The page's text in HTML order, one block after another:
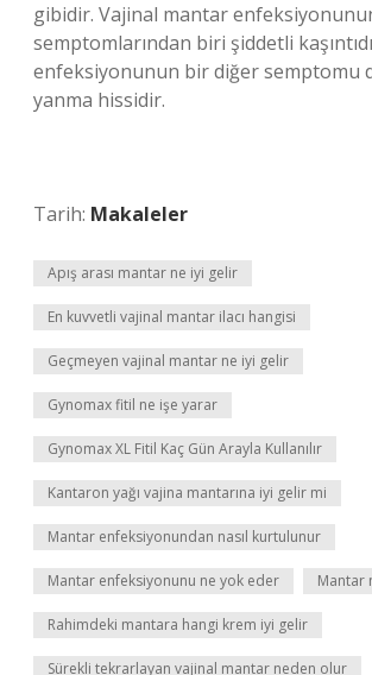
gibidir. Vajinal mantar
semptomlarından biri şiddetli
enfeksiyonunun bir diğer semptomu
yanma hissidir.
Tarih: Makaleler
Apış arası mantar ne iyi gelir
En kuvvetli vajinal mantar ilacı hangisi
Geçmeyen vajinal mantar ne iyi gelir
Gynomax fitil ne işe yarar
Gynomax XL Fitil Kaç Gün Arayla Kullanılır
Kantaron yağı vajina mantarına iyi gelir mi
Mantar enfeksiyonundan nasıl kurtulunur
Mantar enfeksiyonunu ne yok eder Mantar
Rahimdeki mantara hangi krem iyi gelir
Sürekli tekrarlayan vajinal mantar neden olur